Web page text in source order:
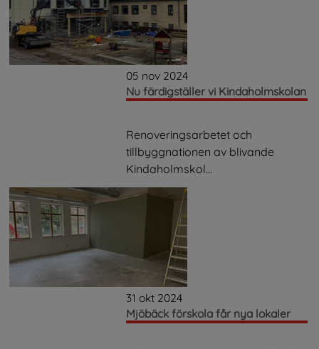
05 nov 2024
Nu färdigställer vi Kindaholmskolan
Renoveringsarbetet och
tillbyggnationen av blivande
Kindaholmskol...
31 okt 2024
Mjöbäck förskola får nya lokaler